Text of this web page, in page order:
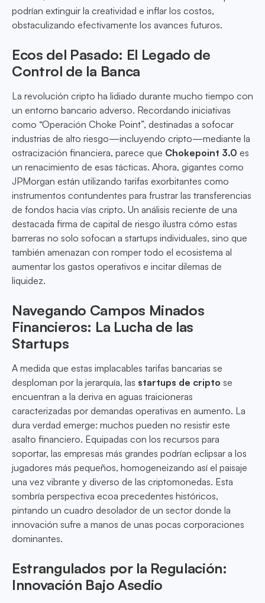
podrían extinguir la creatividad e inflar los costos,
obstaculizando efectivamente los avances futuros.
Ecos del Pasado: El Legado de
Control de la Banca
La revolución cripto ha lidiado durante mucho tiempo con
un entorno bancario adverso. Recordando iniciativas
como “Operación Choke Point”, destinadas a sofocar
industrias de alto riesgo—incluyendo cripto—mediante la
ostracización financiera, parece que Chokepoint 3.0 es
un renacimiento de esas tácticas. Ahora, gigantes como
JPMorgan están utilizando tarifas exorbitantes como
instrumentos contundentes para frustrar las transferencias
de fondos hacia vías cripto. Un análisis reciente de una
destacada firma de capital de riesgo ilustra cómo estas
barreras no solo sofocan a startups individuales, sino que
también amenazan con romper todo el ecosistema al
aumentar los gastos operativos e incitar dilemas de
liquidez.
Navegando Campos Minados
Financieros: La Lucha de las
Startups
A medida que estas implacables tarifas bancarias se
desploman por la jerarquía, las startups de cripto se
encuentran a la deriva en aguas traicioneras
caracterizadas por demandas operativas en aumento. La
dura verdad emerge: muchos pueden no resistir este
asalto financiero. Equipadas con los recursos para
soportar, las empresas más grandes podrían eclipsar a los
jugadores más pequeños, homogeneizando así el paisaje
una vez vibrante y diverso de las criptomonedas. Esta
sombría perspectiva ecoa precedentes históricos,
pintando un cuadro desolador de un sector donde la
innovación sufre a manos de unas pocas corporaciones
dominantes.
Estrangulados por la Regulación:
Innovación Bajo Asedio